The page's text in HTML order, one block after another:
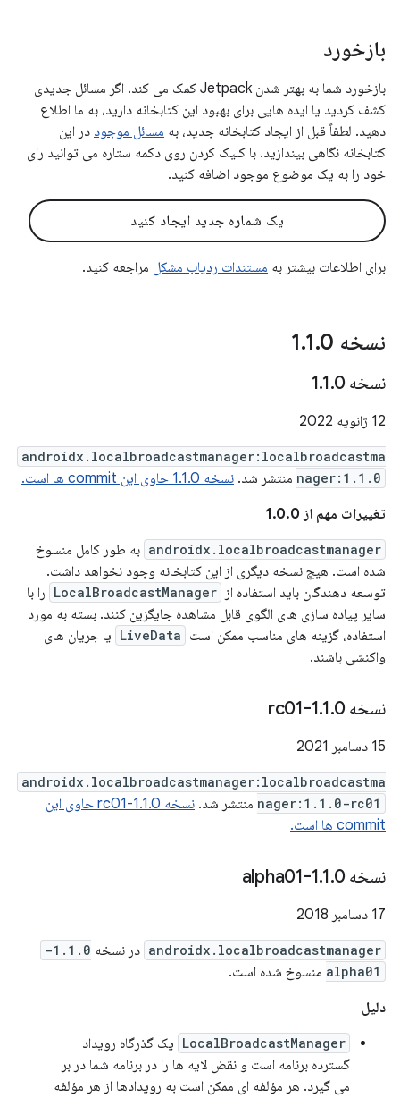
بازخورد
بازخورد شما به بهتر شدن Jetpack کمک می کند. اگر مسائل جدیدی
کشف کردید یا ایده هایی برای بهبود این کتابخانه دارید، به ما اطلاع
دهید. لطفاً قبل از ایجاد کتابخانه جدید، به مسائل موجود در این
کتابخانه نگاهی بیندازید. با کلیک کردن روی دکمه ستاره می توانید رای
خود را به یک موضوع موجود اضافه کنید.
یک شماره جدید ایجاد کنید
برای اطلاعات بیشتر به مستندات ردیاب مشکل مراجعه کنید.
نسخه 1 .1.0
نسخه 1 .1.0
12 ژانویه 2022
androidx.localbroadcastmanager:localbroadcastma
nager:1.1.0 منتشر شد. نسخه 1.1.0 حاوی این commit ها است.
تغییرات مهم از 1.0.0
androidx.localbroadcastmanager به طور کامل منسوخ
شده است. هیچ نسخه دیگری از این کتابخانه وجود نخواهد داشت.
توسعه دهندگان باید استفاده از LocalBroadcastManager را با
سایر پیاده سازی های الگوی قابل مشاهده جایگزین کنند. بسته به مورد
استفاده، گزینه های مناسب ممکن است LiveData یا جریان های
واکنشی باشند.
نسخه 1 .1.0-rc01
15 دسامبر 2021
androidx.localbroadcastmanager:localbroadcastma
nager:1.1.0-rc01 منتشر شد.
نسخه 1.1.0-rc01 حاوی این
commit ها است.
نسخه 1 .1.0-alpha01
17 دسامبر 2018
androidx.localbroadcastmanager در نسخه
1.1.0-
alpha01 منسوخ شده است.
دلیل
LocalBroadcastManager یک گذرگاه رویداد
گسترده برنامه است و نقض لایه ها را در برنامه شما در بر
می گیرد. هر مؤلفه ای ممکن است به رویدادها از هر مؤلفه